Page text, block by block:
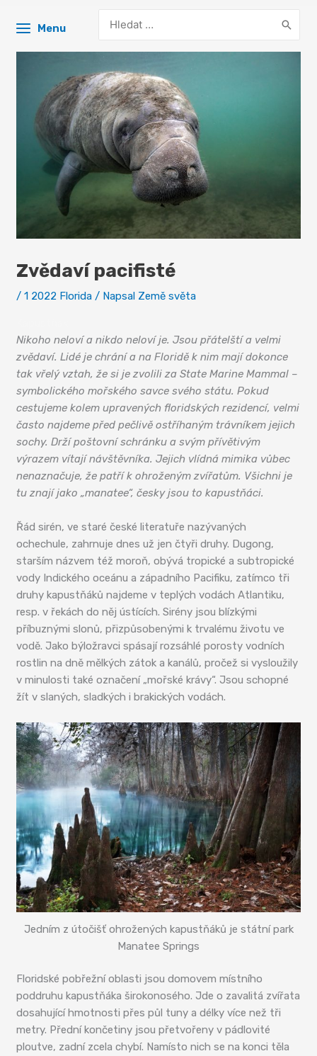
Menu
for:
Zvědaví pacifisté
/1 2022 Florida / Napsal Země světa
Nikoho neloví a nikdo neloví je. Jsou přátelští a velmi
zvědaví. Lidé je chrání a na Floridě k nim mají dokonce
tak vřelý vztah, že si je zvolili za State Marine Mammal –
symbolického mořského savce svého státu. Pokud
cestujeme kolem upravených floridských rezidencí, velmi
často najdeme před pečlivě ostříhaným trávníkem jejich
sochy. Drží poštovní schránku a svým přívětivým
výrazem vítají návštěvníka. Jejich vlídná mimika vůbec
nenaznačuje, že patří k ohroženým zvířatům. Všichni je
tu znají jako „manatee“, česky jsou to kapustňáci.
Řád sirén, ve staré české literatuře nazývaných
ochechule, zahrnuje dnes už jen čtyři druhy. Dugong,
starším názvem též moroň, obývá tropické a subtropické
vody Indického oceánu a západního Pacifiku, zatímco tři
druhy kapustňáků najdeme v teplých vodách Atlantiku,
resp. v řekách do něj ústících. Sirény jsou blízkými
příbuznými slonů, přizpůsobenými k trvalému životu ve
vodě. Jako býložravci spásají rozsáhlé porosty vodních
rostlin na dně mělkých zátok a kanálů, pročež si vysloužily
v minulosti také označení „mořské krávy“. Jsou schopné
žít v slaných, sladkých i brakických vodách.
Jedním z útočišť ohrožených kapustňáků je státní park
Manatee Springs
Floridské pobřežní oblasti jsou domovem místního
poddruhu kapustňáka širokonosého. Jde o zavalitá zvířata
dosahující hmotnosti přes půl tuny a délky více než tři
metry. Přední končetiny jsou přetvořeny v pádlovité
ploutve, zadní zcela chybí. Namísto nich se na konci těla